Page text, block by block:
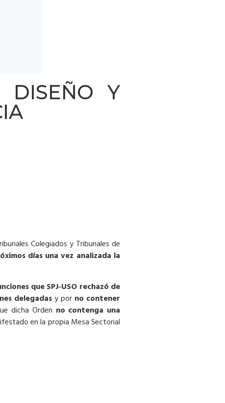
DISEÑO Y
Colegiados y Tribunales de
días una vez analizada la
queSPJ-USO rechazó de
delegadasy por no contener
dicha Orden no contenga una
en la propia Mesa Sectorial